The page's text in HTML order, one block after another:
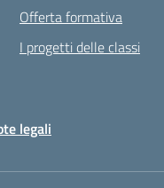
Offerta formativa
I progetti delle classi
legali